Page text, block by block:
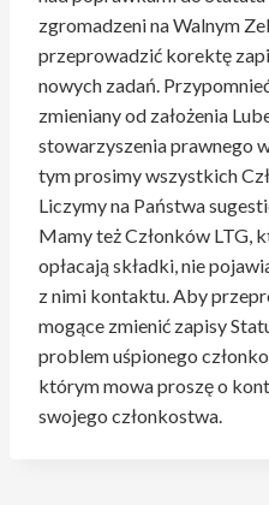
zgromadzeni na Walnym
przeprowadzić korektę
nowych zadań.
zmieniany od założenia
stowarzyszenia prawnego
tym prosimy wszystkich
Liczymy na Państwa
Mamy też Członków LTG,
opłacają składki, nie
z nimi kontaktu. Aby
mogące zmienić zapisy
problem uśpionego
którym mowa proszę o
swojego członkostwa.